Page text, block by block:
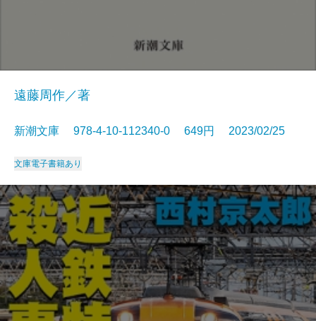
遠藤周作／著
新潮文庫 978-4-10-112340-0 649円 2023/02/25
文庫電子書籍あり